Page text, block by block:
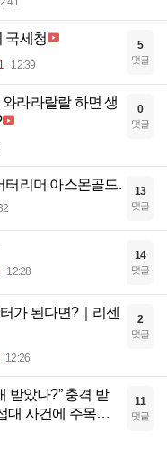
국세청
12:39
5
댓글
라라랄랄 하면 생
0
댓글
터리머 아스몬골드. 13
댓글
12:28
14
댓글
가 된다면?｜리센
12:26
2
댓글
받았나?” 충격 받
대 사건에 주목…
11
댓글